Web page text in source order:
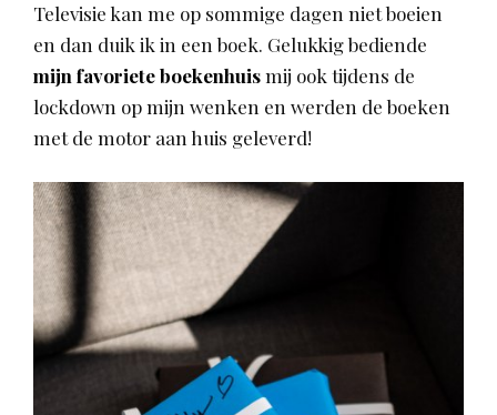
Televisie kan me op sommige dagen niet boeien
en dan duik ik in een boek. Gelukkig bediende
mijn favoriete boekenhuismij ook tijdens de
lockdown op mijn wenken en werden de boeken
met de motor aan huis geleverd!